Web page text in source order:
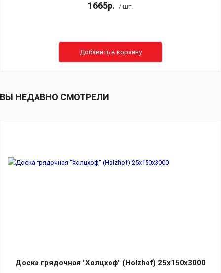
1665р. / шт.
Добавить в корзину
ВЫ НЕДАВНО СМОТРЕЛИ
Доска грядочная "Холцхоф" (Holzhof) 25х150х3000